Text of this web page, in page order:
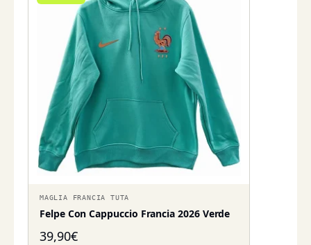
MAGLIA FRANCIA TUTA
Felpe Con Cappuccio Francia 2026 Verde
39,90€